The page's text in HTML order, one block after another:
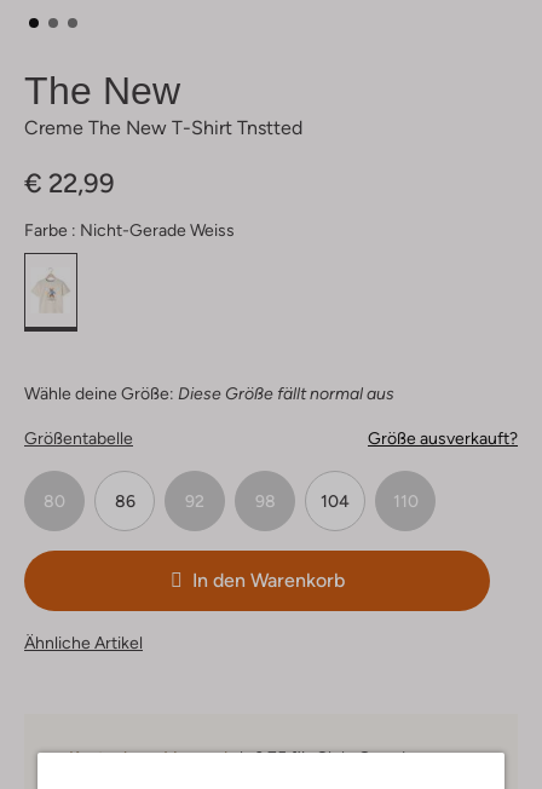
The New
Creme The New T-Shirt Tnstted
€ 22,99
Farbe : Nicht-Gerade Weiss
Wähle deine Größe: Diese Größe fällt normal aus
Größentabelle Größe ausverkauft?
80 86 92 98 104 110
In den Warenkorb
Ähnliche Artikel
Kostenloser Versandab € 75 für Club-Omoda